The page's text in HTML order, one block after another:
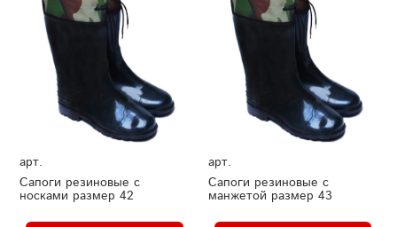
арт.
Сапоги резиновые с
носками размер 42
арт.
Сапоги резиновые с
манжетой размер 43